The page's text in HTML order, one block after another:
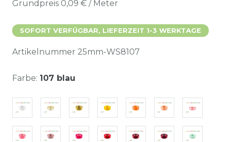
Grundpreis 0,09 € / Meter
SOFORT VERFÜGBAR, LIEFERZEIT 1-3 WERKTAGE
Artikelnummer 25mm-WS8107
Farbe: 107 blau